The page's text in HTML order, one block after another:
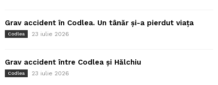
Grav accident în Codlea. Un tânăr și-a pierdut viața
Codlea 23 iulie 2026
Grav accident între Codlea și Hălchiu
Codlea 23 iulie 2026